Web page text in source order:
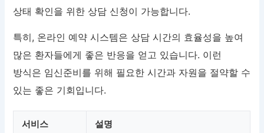
상태 확인을 위한 상담 신청이 가능합니다.
특히, 온라인 예약 시스템은 상담 시간의 효율성을 높여
많은 환자들에게 좋은 반응을 얻고 있습니다. 이런
방식은 임신준비를 위해 필요한 시간과 자원을 절약할 수
있는 좋은 기회입니다.
서비스 설명